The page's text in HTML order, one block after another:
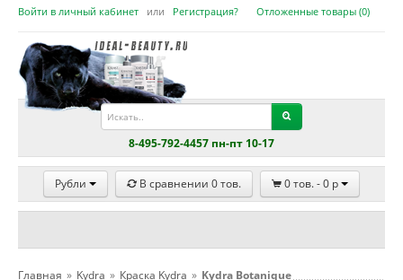
Войти в личный кабинет или Регистрация? Отложенные товары (0)
8-495-792-4457 пн-пт 10-17
Рубли В сравнении 0тов. 0тов. -0 p
Главная » Kydra » Краска Kydra » Kydra Botanique